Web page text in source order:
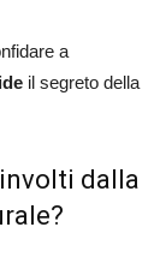
a
il segreto della
dalla